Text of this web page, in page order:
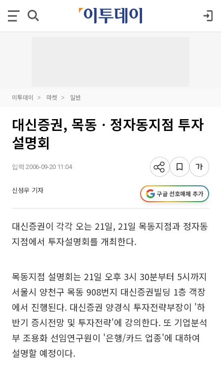
이투데이 마켓 일반
대신증권, 목동ㆍ정자동지점 투자
설명회
입력 2006-09-20 11:04
신성우 기자 구글 선호매체 추가
대신증권이 각각 오는 21일, 21일 목동지점과 정자동
지점에서 투자설명회를 개최한다.
목동지점 설명회는 21일 오후 3시 30분부터 5시까지
서울시 양천구 목동 908번지 대신증권빌딩 1층 객장
에서 진행된다. 대신증권 양경식 투자전략부장이 '하
반기 증시전망 및 투자전략'에 강의한다. 또 기업분석
부 조용화 선임연구원이 '은행/카드 업종'에 대하여
설명할 예정이다.